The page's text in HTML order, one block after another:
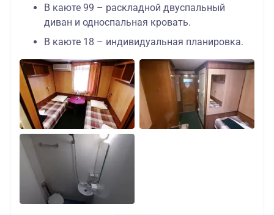
В каюте 99 – раскладной двуспальный
диван и односпальная кровать.
В каюте 18 – индивидуальная планировка.